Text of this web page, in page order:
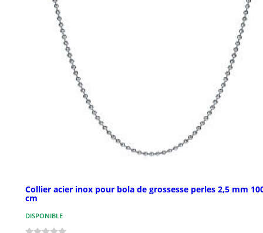
Collier acier inox pour bola de grossesse perles 2,5 mm
cm
DISPONIBLE